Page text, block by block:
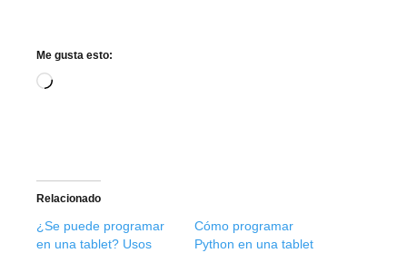
Me gusta esto:
Cargando...
Relacionado
¿Se puede programar
en una tablet? Usos
Cómo programar
Python en una tablet